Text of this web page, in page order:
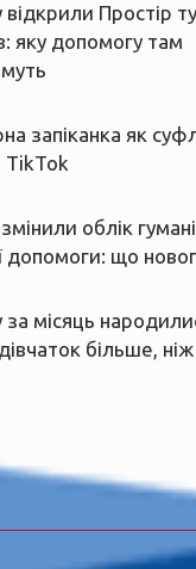
відкрили Простір
яку допомогу там
запіканка як
TikTok
облік
допомоги: що
за місяць
більше, ніж